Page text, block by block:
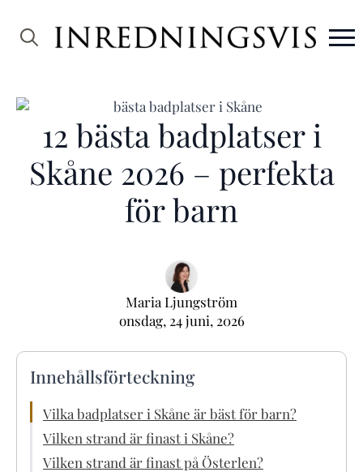
12 bästa badplatser i
Skåne 2026 – perfekta
för barn
Maria Ljungström
onsdag, 24 juni, 2026
Innehållsförteckning
Vilka badplatser i Skåne är bäst för barn?
Vilken strand är finast i Skåne?
Vilken strand är finast på Österlen?